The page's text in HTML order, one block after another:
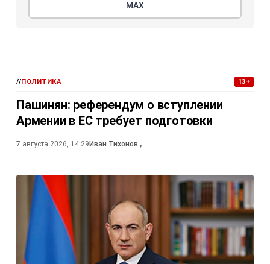
МАХ
//ПОЛИТИКА 13+
Пашинян: референдум о вступлении
Армении в ЕС требует подготовки
7 августа 2026, 14:29 Иван Тихонов ,